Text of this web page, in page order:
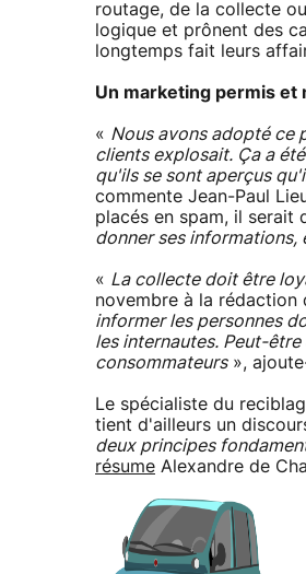
routage, de la collecte
logique et prônent des
longtemps fait leurs
Un marketing permis et
« Nous avons adopté ce
clients explosait. Ça a
qu'ils se sont aperçus
commente Jean-Paul
placés en spam, il serait
donner ses informations,
« La collecte doit être
novembre à la rédaction
informer les personnes
les internautes. Peut-
consommateurs»,
Le spécialiste du
tient d'ailleurs un
deux principes
résume Alexandre de